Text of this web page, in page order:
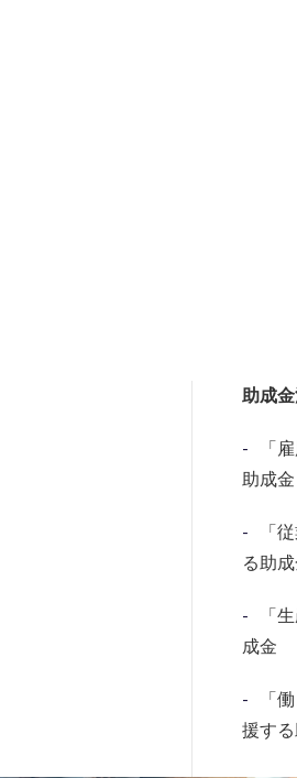
助成
「
助成金
「
る助
「
成金
「
援す